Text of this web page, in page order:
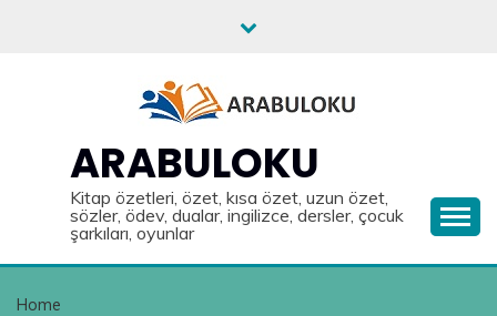
ARABULOKU
Kitap özetleri, özet, kısa özet, uzun özet,
sözler, ödev, dualar, ingilizce, dersler, çocuk
şarkıları, oyunlar
Home